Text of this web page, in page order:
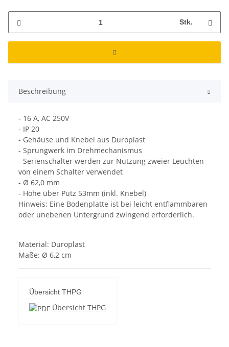
Stk.
Beschreibung
- 16 A, AC 250V
- IP 20
- Gehäuse und Knebel aus Duroplast
- Sprungwerk im Drehmechanismus
- Serienschalter werden zur Nutzung zweier Leuchten
von einem Schalter verwendet
- Ø 62,0 mm
- Höhe über Putz 53mm (inkl. Knebel)
Hinweis: Eine Bodenplatte ist bei leicht entflammbaren
oder unebenen Untergrund zwingend erforderlich.
Material: Duroplast
Maße: Ø 6,2 cm
Übersicht THPG
Übersicht THPG